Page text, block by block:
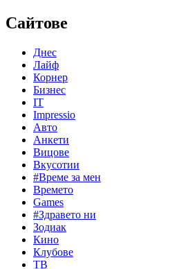
Сайтове
Днес
Лайф
Корнер
Бизнес
IT
Impressio
Авто
Анкети
Вицове
Вкусотии
#Време за мен
Времето
Games
#Здравето ни
Зодиак
Кино
Клубове
ТВ